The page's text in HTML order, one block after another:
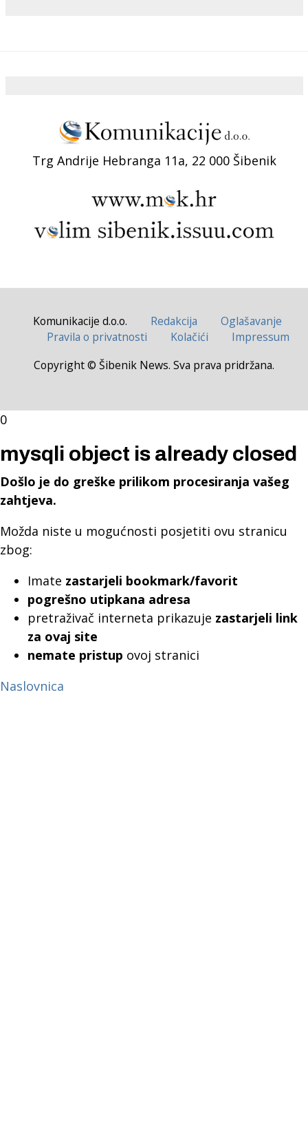
Trg Andrije Hebranga 11a, 22 000 Šibenik
Komunikacije d.o.o. Redakcija
Oglašavanje
Pravila o privatnosti
Kolačići
Impressum
Copyright © Šibenik News. Sva prava pridržana.
0
mysqli object is already closed
Došlo je do greške prilikom procesiranja vašeg
zahtjeva.
Možda niste u mogućnosti posjetiti ovu stranicu
zbog:
Imate zastarjeli bookmark/favorit
pogrešno utipkana adresa
pretraživač interneta prikazuje zastarjeli link
za ovaj site
nemate pristup ovoj stranici
Naslovnica